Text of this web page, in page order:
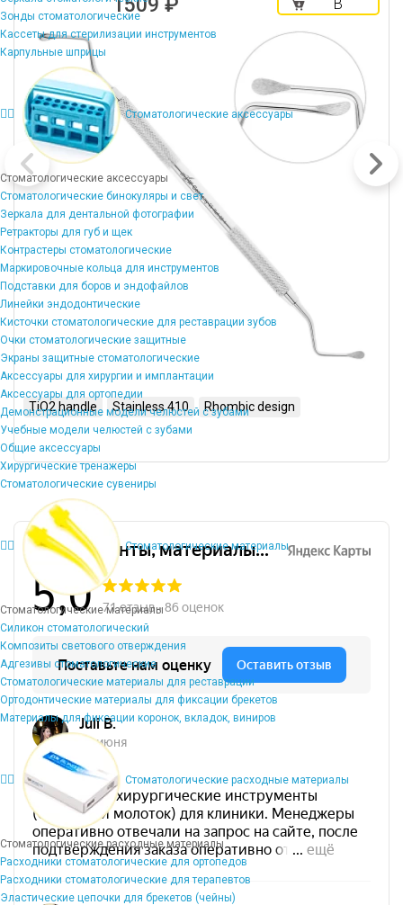
Зонды стоматологические
Кассеты для стерилизации инструментов
Карпульные шприцы
Стоматологические аксессуары
Стоматологические аксессуары
Стоматологические бинокуляры и свет
Зеркала для дентальной фотографии
Ретракторы для губ и щек
Контрастеры стоматологические
Маркировочные кольца для инструментов
Подставки для боров и эндофайлов
Линейки эндодонтические
Кисточки стоматологические для реставрации зубов
Очки стоматологические защитные
Экраны защитные стоматологические
Аксессуары для хирургии и имплантации
Аксессуары для ортопедии
Демонстрационные модели челюстей с зубами
Учебные модели челюстей с зубами
Общие аксессуары
Хирургические тренажеры
Стоматологические сувениры
Стоматологические материалы
Стоматологические материалы
Силикон стоматологический
Композиты светового отверждения
Адгезивы стоматологические
Стоматологические материалы для реставрации
Ортодонтические материалы для фиксации брекетов
Материалы для фиксации коронок, вкладок, виниров
Стоматологические расходные материалы
Стоматологические расходные материалы
Расходники стоматологические для ортопедов
Расходники стоматологические для терапевтов
Эластические цепочки для брекетов (чейны)
В
TiO2 handle Stainless 410 Rhombic design